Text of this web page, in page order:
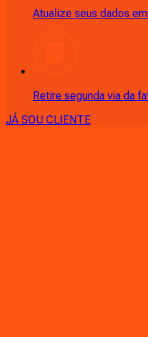
Atualize seus dados
Retire segunda via da
JÁ SOU CLIENTE